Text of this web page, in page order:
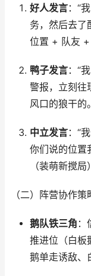
好人发言：“
务，然后去了
位置 + 队友 +
鸭子发言：“
警报，立刻往
风口的狼干的
中立发言：“
你们说的位置
（装萌新搅局）​
（二）阵营协作策
鹅队铁三角 ：
推进位（白板
鹅单走诱敌、